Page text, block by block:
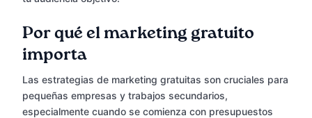
Por qué el marketing gratuito
importa
Las estrategias de marketing gratuitas son cruciales para
pequeñas empresas y trabajos secundarios,
especialmente cuando se comienza con presupuestos